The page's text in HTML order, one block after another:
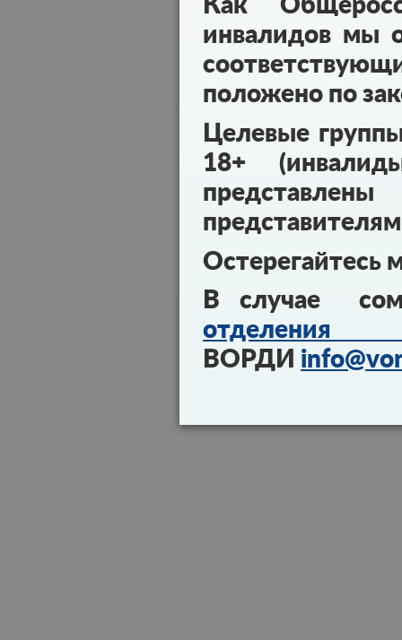
Как
инвалидов мы
положено по
Целевые
18+
Остерегайтесь
В случае
отделения
ВОРДИ